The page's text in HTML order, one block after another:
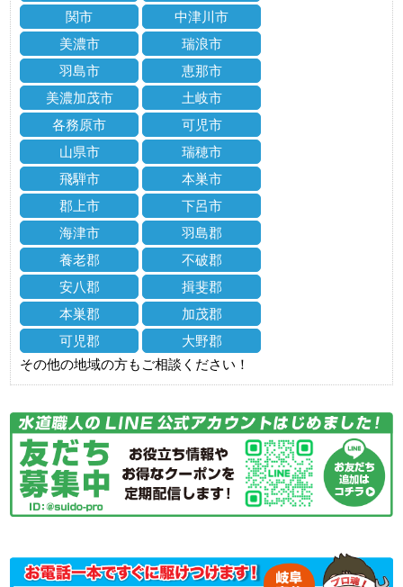
関市
中津川市
美濃市
瑞浪市
羽島市
恵那市
美濃加茂市
土岐市
各務原市
可児市
山県市
瑞穂市
飛騨市
本巣市
郡上市
下呂市
海津市
羽島郡
養老郡
不破郡
安八郡
揖斐郡
本巣郡
加茂郡
可児郡
大野郡
その他の地域の方もご相談ください！